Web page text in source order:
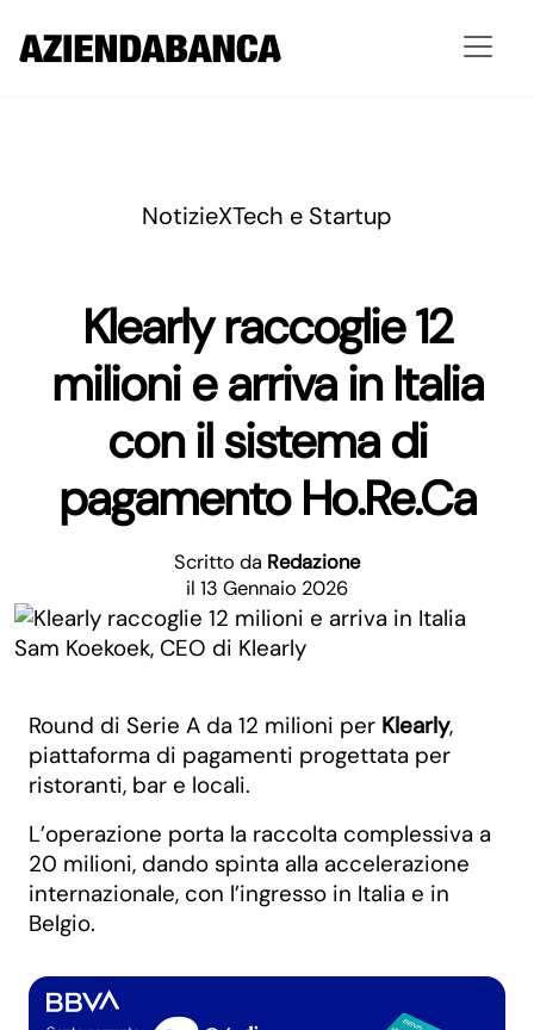
NotizieXTech e Startup
Klearly raccoglie 12
milioni e arriva in Italia
con il sistema di
pagamento Ho.Re.Ca
Scritto da Redazione
il 13 Gennaio 2026
Sam Koekoek, CEO di Klearly
Round di Serie A da 12 milioni per Klearly,
piattaforma di pagamenti progettata per
ristoranti, bar e locali.
L’operazione porta la raccolta complessiva a
20 milioni, dando spinta alla accelerazione
internazionale, con l’ingresso in Italia e in
Belgio.